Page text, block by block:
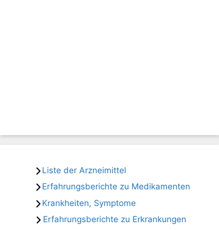
Liste der Arzneimittel
Erfahrungsberichte zu Medikamenten
Krankheiten, Symptome
Erfahrungsberichte zu Erkrankungen